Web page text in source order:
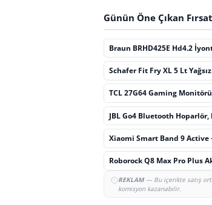
Günün Öne Çıkan
Braun BRHD425E Hd4.2
Schafer Fit Fry XL 5 Lt
TCL 27G64 Gaming
JBL Go4 Bluetooth
Xiaomi Smart Band 9
Roborock Q8 Max Pro Plus
REKLAM— Bu içerikte satış
komisyon kazanabilir.